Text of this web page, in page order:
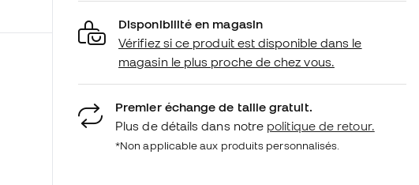
Disponibilité en magasin
Vérifiez si ce produit est disponible dans le
magasin le plus proche de chez vous.
Premier échange de taille gratuit.
Plus de détails dans notre politique de retour.
*Non applicable aux produits personnalisés.